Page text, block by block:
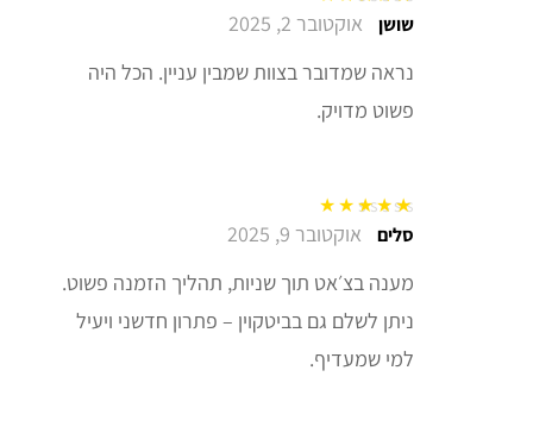
דורג5מתוך 5שושן אוקטובר 2, 2025
נראה שמדובר בצוות שמבין עניין. הכל היה
פשוט מדויק.
דורג5מתוך 5סלים אוקטובר 9, 2025
מענה בצ׳אט תוך שניות, תהליך הזמנה פשוט.
ניתן לשלם גם בביטקוין – פתרון חדשני ויעיל
למי שמעדיף.